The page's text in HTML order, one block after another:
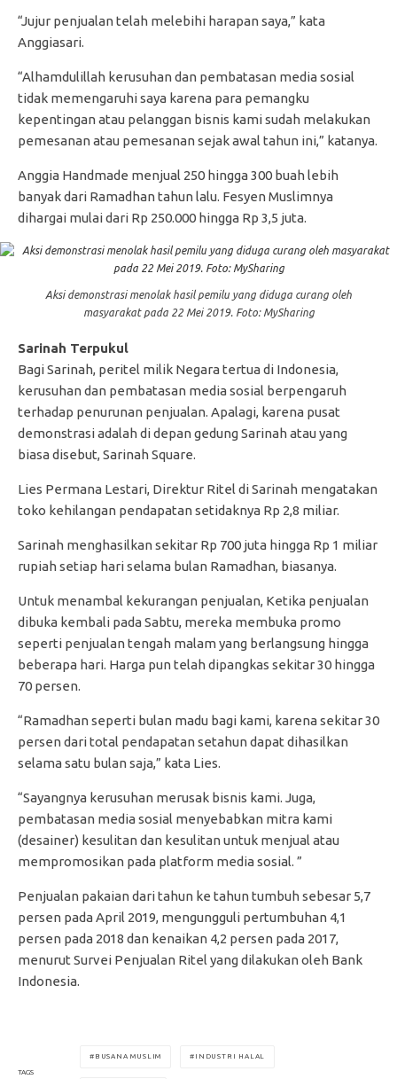
“Jujur penjualan telah melebihi harapan saya,” kata
Anggiasari.
“Alhamdulillah kerusuhan dan pembatasan media sosial
tidak memengaruhi saya karena para pemangku
kepentingan atau pelanggan bisnis kami sudah melakukan
pemesanan atau pemesanan sejak awal tahun ini,” katanya.
Anggia Handmade menjual 250 hingga 300 buah lebih
banyak dari Ramadhan tahun lalu. Fesyen Muslimnya
dihargai mulai dari Rp 250.000 hingga Rp 3,5 juta.
Aksi demonstrasi menolak hasil pemilu yang diduga curang oleh
masyarakat pada 22 Mei 2019. Foto: MySharing
Sarinah Terpukul
Bagi Sarinah, peritel milik Negara tertua di Indonesia,
kerusuhan dan pembatasan media sosial berpengaruh
terhadap penurunan penjualan. Apalagi, karena pusat
demonstrasi adalah di depan gedung Sarinah atau yang
biasa disebut, Sarinah Square.
Lies Permana Lestari, Direktur Ritel di Sarinah mengatakan
toko kehilangan pendapatan setidaknya Rp 2,8 miliar.
Sarinah menghasilkan sekitar Rp 700 juta hingga Rp 1 miliar
rupiah setiap hari selama bulan Ramadhan, biasanya.
Untuk menambal kekurangan penjualan, Ketika penjualan
dibuka kembali pada Sabtu, mereka membuka promo
seperti penjualan tengah malam yang berlangsung hingga
beberapa hari. Harga pun telah dipangkas sekitar 30 hingga
70 persen.
“Ramadhan seperti bulan madu bagi kami, karena sekitar 30
persen dari total pendapatan setahun dapat dihasilkan
selama satu bulan saja,” kata Lies.
“Sayangnya kerusuhan merusak bisnis kami. Juga,
pembatasan media sosial menyebabkan mitra kami
(desainer) kesulitan dan kesulitan untuk menjual atau
mempromosikan pada platform media sosial. ”
Penjualan pakaian dari tahun ke tahun tumbuh sebesar 5,7
persen pada April 2019, mengungguli pertumbuhan 4,1
persen pada 2018 dan kenaikan 4,2 persen pada 2017,
menurut Survei Penjualan Ritel yang dilakukan oleh Bank
Indonesia.
TAGS
BUSANA MUSLIM INDUSTRI HALAL